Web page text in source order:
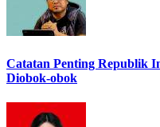
Catatan Penting Republik
Diobok-obok